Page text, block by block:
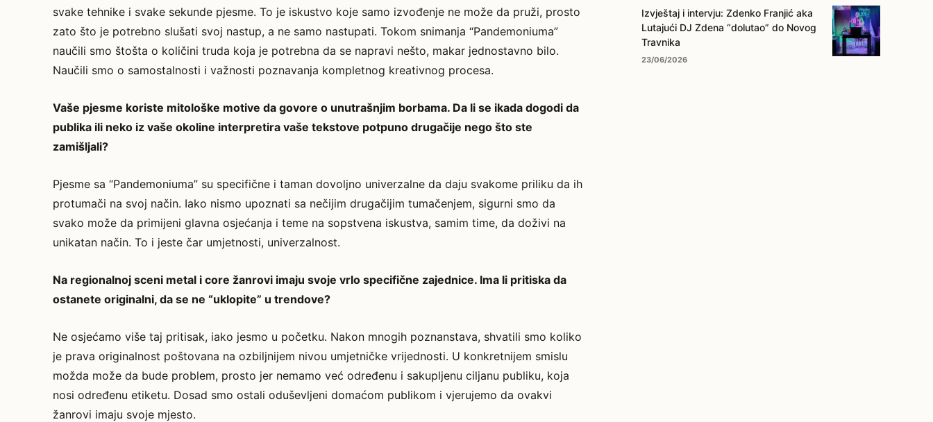
svake tehnike i svake sekunde pjesme. To je iskustvo koje samo izvođenje ne može da pruži, prosto
zato što je potrebno slušati svoj nastup, a ne samo nastupati. Tokom snimanja “Pandemoniuma”
naučili smo štošta o količini truda koja je potrebna da se napravi nešto, makar jednostavno bilo.
Naučili smo o samostalnosti i važnosti poznavanja kompletnog kreativnog procesa.
Vaše pjesme koriste mitološke motive da govore o unutrašnjim borbama. Da li se ikada dogodi da
publika ili neko iz vaše okoline interpretira vaše tekstove potpuno drugačije nego što ste
zamišljali?
Pjesme sa “Pandemoniuma” su specifične i taman dovoljno univerzalne da daju svakome priliku da ih
protumači na svoj način. Iako nismo upoznati sa nečijim drugačijim tumačenjem, sigurni smo da
svako može da primijeni glavna osjećanja i teme na sopstvena iskustva, samim time, da doživi na
unikatan način. To i jeste čar umjetnosti, univerzalnost.
Na regionalnoj sceni metal i core žanrovi imaju svoje vrlo specifične zajednice. Ima li pritiska da
ostanete originalni, da se ne “uklopite” u trendove?
Ne osjećamo više taj pritisak, iako jesmo u početku. Nakon mnogih poznanstava, shvatili smo koliko
je prava originalnost poštovana na ozbiljnijem nivou umjetničke vrijednosti. U konkretnijem smislu
možda može da bude problem, prosto jer nemamo već određenu i sakupljenu ciljanu publiku, koja
nosi određenu etiketu. Dosad smo ostali oduševljeni domaćom publikom i vjerujemo da ovakvi
žanrovi imaju svoje mjesto.
Izvještaj i intervju: Zdenko Franjić aka
Lutajući DJ Zdena “dolutao” do Novog
Travnika
23/06/2026